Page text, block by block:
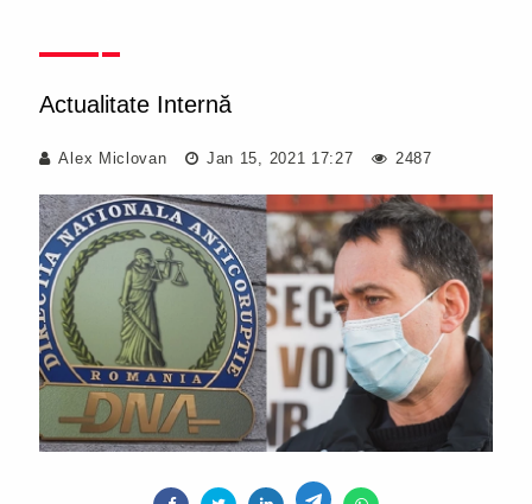
Actualitate Internă
Alex Miclovan Jan 15, 2021 17:27 2487